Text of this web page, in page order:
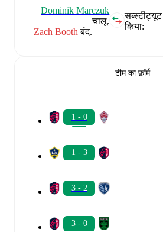
सब्स्टीट्यूट
किया:
Dominik Marczuk
चालू.
Zach Booth बंद.
टीम का फ़ॉर्म
1 - 0
1 - 3
3 - 2
3 - 0